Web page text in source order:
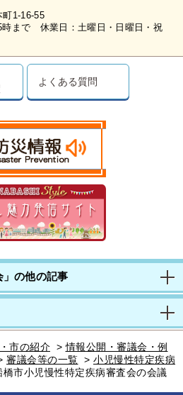
町1-16-55
時まで 休業日：土曜日・日曜日・祝
よくある質問
」の他の記事
市の紹介 >情報公開・審議会・例
審議会等の一覧 > 小児慢性特定疾病
市小児慢性特定疾病審査会の会議